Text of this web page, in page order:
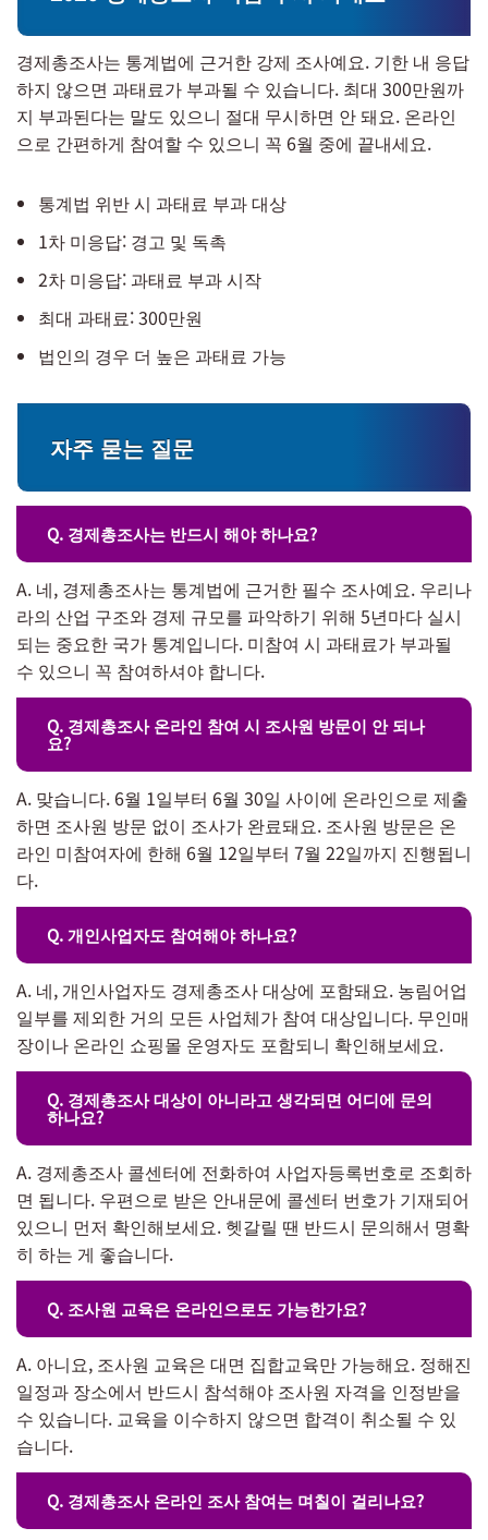
경제총조사는 통계법에 근거한 강제 조사예요. 기한 내 응답
하지 않으면 과태료가 부과될 수 있습니다. 최대 300만원까
지 부과된다는 말도 있으니 절대 무시하면 안 돼요. 온라인
으로 간편하게 참여할 수 있으니 꼭 6월 중에 끝내세요.
통계법 위반 시 과태료 부과 대상
1차 미응답: 경고 및 독촉
2차 미응답: 과태료 부과 시작
최대 과태료: 300만원
법인의 경우 더 높은 과태료 가능
자주 묻는 질문
Q. 경제총조사는 반드시 해야 하나요?
A. 네, 경제총조사는 통계법에 근거한 필수 조사예요. 우리나
라의 산업 구조와 경제 규모를 파악하기 위해 5년마다 실시
되는 중요한 국가 통계입니다. 미참여 시 과태료가 부과될
수 있으니 꼭 참여하셔야 합니다.
Q. 경제총조사 온라인 참여 시 조사원 방문이 안 되나
요?
A. 맞습니다. 6월 1일부터 6월 30일 사이에 온라인으로 제출
하면 조사원 방문 없이 조사가 완료돼요. 조사원 방문은 온
라인 미참여자에 한해 6월 12일부터 7월 22일까지 진행됩니
다.
Q. 개인사업자도 참여해야 하나요?
A. 네, 개인사업자도 경제총조사 대상에 포함돼요. 농림어업
일부를 제외한 거의 모든 사업체가 참여 대상입니다. 무인매
장이나 온라인 쇼핑몰 운영자도 포함되니 확인해보세요.
Q. 경제총조사 대상이 아니라고 생각되면 어디에 문의
하나요?
A. 경제총조사 콜센터에 전화하여 사업자등록번호로 조회하
면 됩니다. 우편으로 받은 안내문에 콜센터 번호가 기재되어
있으니 먼저 확인해보세요. 헷갈릴 땐 반드시 문의해서 명확
히 하는 게 좋습니다.
Q. 조사원 교육은 온라인으로도 가능한가요?
A. 아니요, 조사원 교육은 대면 집합교육만 가능해요. 정해진
일정과 장소에서 반드시 참석해야 조사원 자격을 인정받을
수 있습니다. 교육을 이수하지 않으면 합격이 취소될 수 있
습니다.
Q. 경제총조사 온라인 조사 참여는 며칠이 걸리나요?